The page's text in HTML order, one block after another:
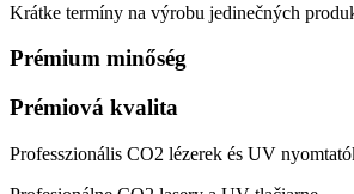
Krátke termíny na výrobu jedinečných
Prémium minőség
Prémiová kvalita
Professzionális CO2 lézerek és UV